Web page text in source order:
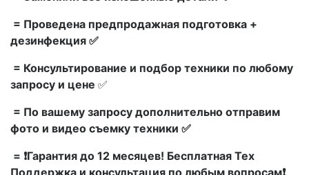
= Проведена предпродажная подготовка +
дезинфекция ✅
= Консультирование и подбор техники по любому
запросу и цене ✅
= По вашему запросу дополнительно отправим
фото и видео съемку техники ✅
= ❗Гарантия до 12 месяцев! Бесплатная Тех
Поддержка и консультация по любым вопросам❗